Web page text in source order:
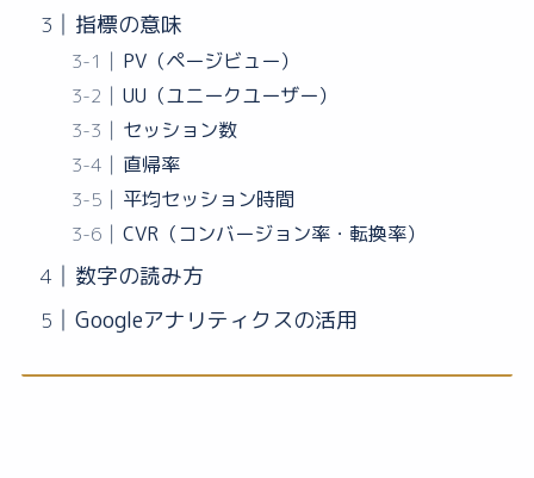
指標の意味
PV（ページビュー）
UU（ユニークユーザー）
セッション数
直帰率
平均セッション時間
CVR（コンバージョン率・転換率）
数字の読み方
Googleアナリティクスの活用